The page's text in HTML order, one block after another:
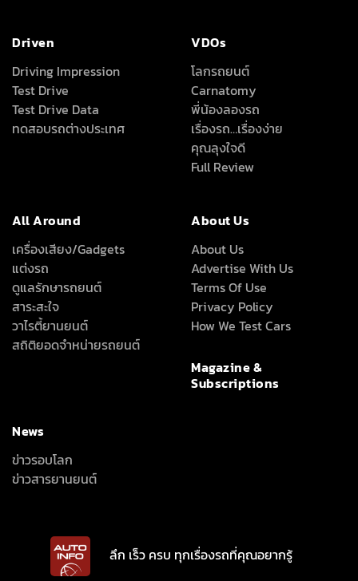
Driven
Driving Impression
Test Drive
Test Drive Data
ทดสอบรถต่างประเทศ
VDOs
โลกรถยนต์
Carnatomy
พี่น้องลองรถ
เรื่องรถ…เรื่องง่าย
คุณลุงใจดี
Full Review
All Around
เครื่องเสียง/Gadgets
แต่งรถ
ดูแลรักษารถยนต์
สาระสะใจ
วาไรตี้ยานยนต์
สถิติยอดจำหน่ายรถยนต์
About Us
About Us
Advertise With Us
Terms Of Use
Privacy Policy
How We Test Cars
Magazine &
Subscriptions
News
ข่าวรอบโลก
ข่าวสารยานยนต์
ลึก เร็ว ครบ ทุกเรื่องรถที่คุณอยากรู้